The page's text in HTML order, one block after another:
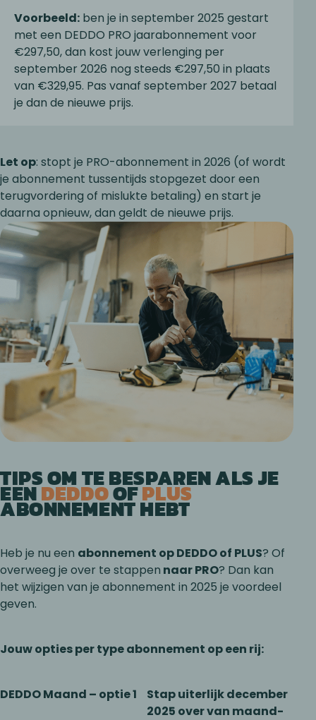
Voorbeeld: ben je in september 2025 gestart
met een DEDDO PRO jaarabonnement voor
€297,50, dan kost jouw verlenging per
september 2026 nog steeds €297,50 in plaats
van €329,95. Pas vanaf september 2027 betaal
je dan de nieuwe prijs.
Let op: stopt je PRO-abonnement in 2026 (of wordt
je abonnement tussentijds stopgezet door een
terugvordering of mislukte betaling) en start je
daarna opnieuw, dan geldt de nieuwe prijs.
TIPS OM TE BESPAREN ALS JE
EENDEDDOOFPLUS
ABONNEMENT HEBT
Heb je nu een abonnement op DEDDO of PLUS? Of
overweeg je over te stappen naar PRO? Dan kan
het wijzigen van je abonnement in 2025 je voordeel
geven.
Jouw opties per type abonnement op een rij:
DEDDO Maand – optie 1
Stap uiterlijk december
2025 over van maand-